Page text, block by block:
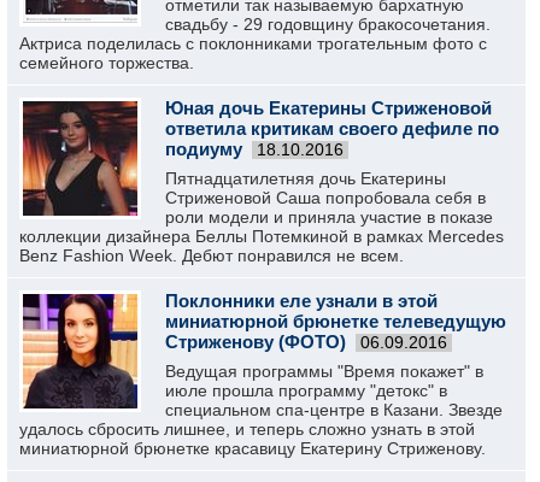
отметили так называемую бархатную
свадьбу - 29 годовщину бракосочетания.
Актриса поделилась с поклонниками трогательным фото с
семейного торжества.
Юная дочь Екатерины Стриженовой
ответила критикам своего дефиле по
подиуму
18.10.2016
Пятнадцатилетняя дочь Екатерины
Стриженовой Саша попробовала себя в
роли модели и приняла участие в показе
коллекции дизайнера Беллы Потемкиной в рамках Mercedes
Benz Fashion Week. Дебют понравился не всем.
Поклонники еле узнали в этой
миниатюрной брюнетке телеведущую
Стриженову (ФОТО)
06.09.2016
Ведущая программы "Время покажет" в
июле прошла программу "детокс" в
специальном спа-центре в Казани. Звезде
удалось сбросить лишнее, и теперь сложно узнать в этой
миниатюрной брюнетке красавицу Екатерину Стриженову.